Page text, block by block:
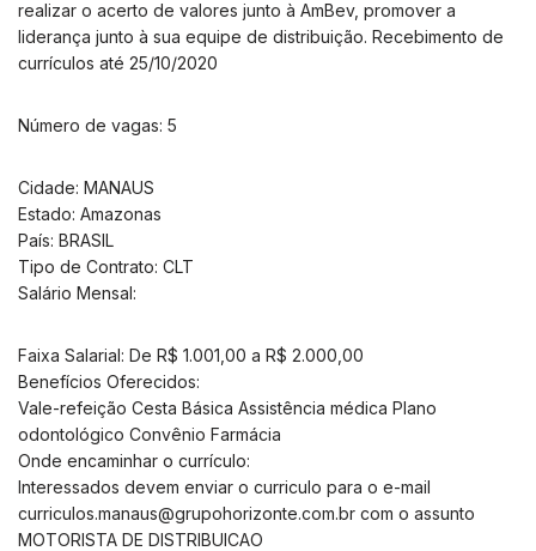
realizar o acerto de valores junto à AmBev, promover a
liderança junto à sua equipe de distribuição. Recebimento de
currículos até 25/10/2020
Número de vagas: 5
Cidade: MANAUS
Estado: Amazonas
País: BRASIL
Tipo de Contrato: CLT
Salário Mensal:
Faixa Salarial: De R$ 1.001,00 a R$ 2.000,00
Benefícios Oferecidos:
Vale-refeição Cesta Básica Assistência médica Plano
odontológico Convênio Farmácia
Onde encaminhar o currículo:
Interessados devem enviar o curriculo para o e-mail
curriculos.manaus@grupohorizonte.com.br com o assunto
MOTORISTA DE DISTRIBUICAO